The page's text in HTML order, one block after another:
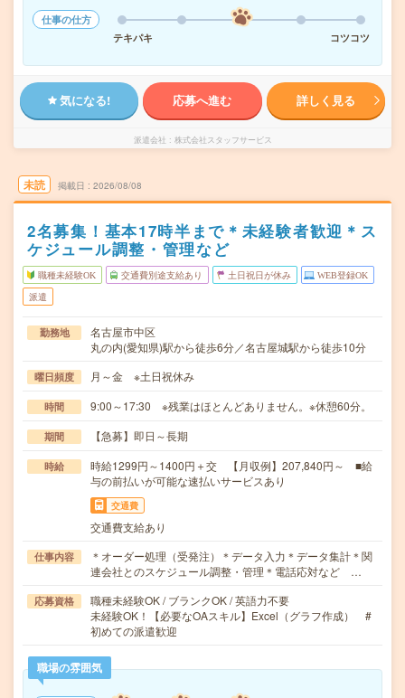
仕事の仕方
テキパキ
コツコツ
気になる! 応募へ進む 詳しく見る
派遣会社 株式会社スタッフサービス
未読 掲載日 2026/08/08
2名募集！基本17時半まで＊未経験者歓迎＊ス
ケジュール調整・管理など
職種未経験OK 交通費別途支給あり 土日祝日が休み WEB登録OK
派遣
勤務地
名古屋市中区
丸の内(愛知県)駅から徒歩6分／名古屋城駅から徒歩10分
曜日頻度 月～金 ※土日祝休み
時間 9:00～17:30 ※残業はほとんどありません。※休憩60分。
期間 【急募】即日～長期
時給
時給1299円～1400円＋交 【月収例】207,840円～ ■給
与の前払いが可能な速払いサービスあり
交通費
交通費支給あり
仕事内容
＊オーダー処理（受発注）＊データ入力＊データ集計＊関
連会社とのスケジュール調整・管理＊電話応対など …
応募資格
職種未経験OK / ブランクOK / 英語力不要
未経験OK！【必要なOAスキル】Excel（グラフ作成） #
初めての派遣歓迎
職場の雰囲気